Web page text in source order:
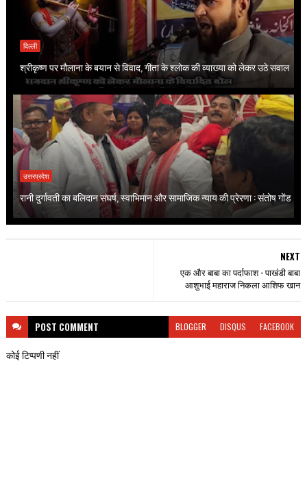
दिल्ली
श्रीकृष्ण पर मौलाना के बयान से विवाद, गीता के श्लोक की व्याख्या को लेकर उठे सवाल
उत्तरप्रदेश
रानी दुर्गावती का बलिदान संघर्ष, स्वाभिमान और सामाजिक न्याय की प्रेरणा : संतोष गोंड
NEXT
एक और बाबा का पर्दाफाश - पाखंडी बाबा
आशुभाई महाराज निकला आशिफ खान
POST COMMENT BLOGGER DISQUS FACEBOOK
कोई टिप्पणी नहीं